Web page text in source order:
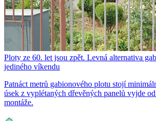
Ploty ze 60. let jsou zpět. Levná alternativa
jediného víkendu
Patnáct metrů gabionového plotu stojí
úsek z vyplétaných dřevěných panelů vyjde
montáže.